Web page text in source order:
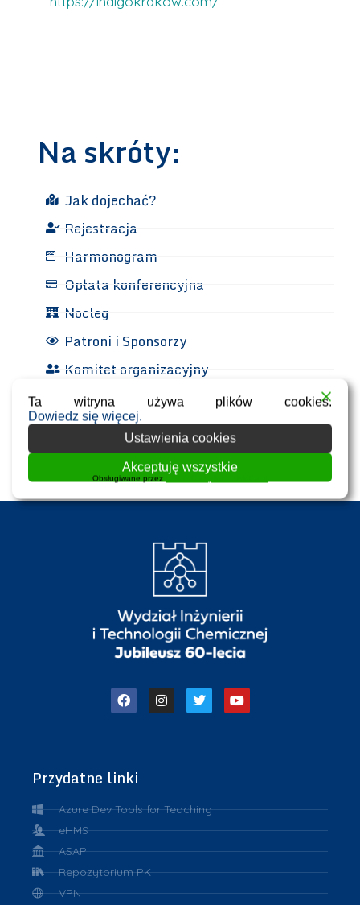
Na skróty:
Jak dojechać?
Rejestracja
Harmonogram
Opłata konferencyjna
Nocleg
Patroni i Sponsorzy
Komitet organizacyjny
Kontakt
Przetwarzanie danych osobowych
Przydatne linki
Azure Dev Tools for Teaching
eHMS
ASAP
Repozytorium PK
VPN
Ta witryna używa plików cookies.
Dowiedz się więcej.
Ustawienia cookies
Akceptuję wszystkie
Obsługiwane przez WPLP Compliance Platform